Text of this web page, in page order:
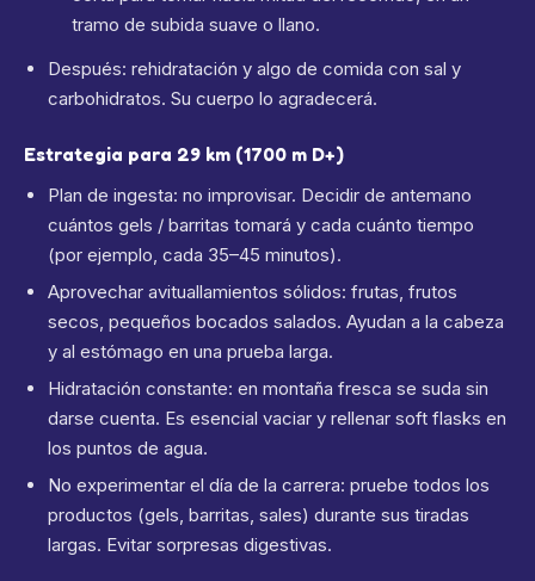
tramo de subida suave o llano.
Después: rehidratación y algo de comida con sal y
carbohidratos. Su cuerpo lo agradecerá.
Estrategia para 29 km (1700 m D+)
Plan de ingesta: no improvisar. Decidir de antemano
cuántos gels / barritas tomará y cada cuánto tiempo
(por ejemplo, cada 35–45 minutos).
Aprovechar avituallamientos sólidos: frutas, frutos
secos, pequeños bocados salados. Ayudan a la cabeza
y al estómago en una prueba larga.
Hidratación constante: en montaña fresca se suda sin
darse cuenta. Es esencial vaciar y rellenar soft flasks en
los puntos de agua.
No experimentar el día de la carrera: pruebe todos los
productos (gels, barritas, sales) durante sus tiradas
largas. Evitar sorpresas digestivas.